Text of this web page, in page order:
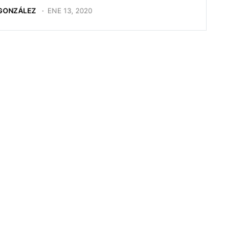
ENE 13, 2020